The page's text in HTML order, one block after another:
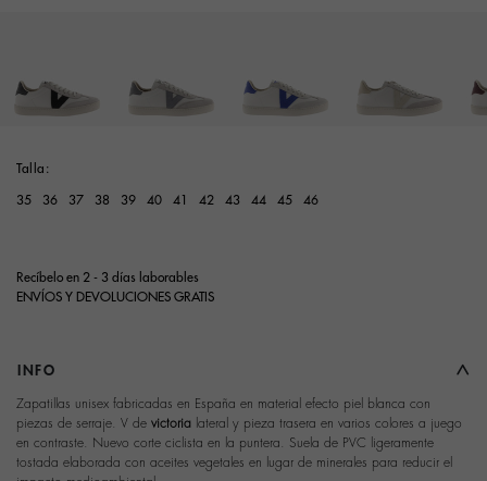
Talla:
35 36 37 38 39 40 41 42 43 44 45 46
Recíbelo en 2 - 3 días laborables
ENVÍOS Y DEVOLUCIONES GRATIS
INFO
Zapatillas unisex fabricadas en España en material efecto piel blanca con
piezas de serraje. V de victoria lateral y pieza trasera en varios colores a juego
en contraste. Nuevo corte ciclista en la puntera. Suela de PVC ligeramente
tostada elaborada con aceites vegetales en lugar de minerales para reducir el